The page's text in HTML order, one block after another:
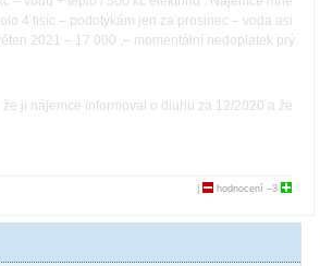
4 tisíc – podotýkám jen za prosinec – voda asi
2021 – 17 000 ,– momentální nedoplatek prý.
ji nájemce informoval o dluhu za 12/2020 a že
hodnocení –3